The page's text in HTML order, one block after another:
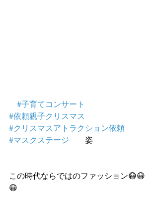
#子育てコンサート
#依頼親子クリスマス
#クリスマスアトラクション依頼
#マスクステージ 姿
この時代ならではのファッション😷😷
😷